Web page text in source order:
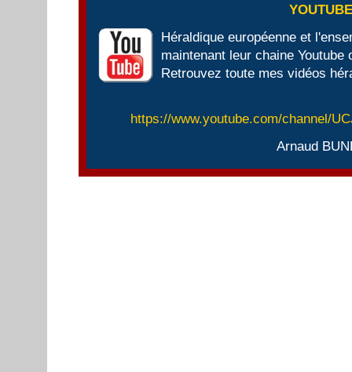
Héraldique européenne et
maintenant leur chaine Youtube
Retrouvez toute mes vidéos
https://www.youtube.com/channel/
Arnaud